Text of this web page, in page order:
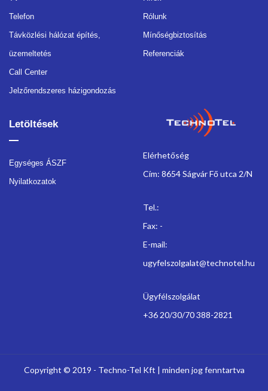
Telefon
Távközlési hálózat építés,
üzemeltetés
Call Center
Jelzőrendszeres házigondozás
Rólunk
Mínőségbiztosítás
Referenciák
Letöltések
Egységes ÁSZF
Nyilatkozatok
Elérhetőség
Cím: 8654 Ságvár Fő utca 2/N
Tel.:
Fax: -
E-mail:
ugyfelszolgalat@technotel.hu
Ügyfélszolgálat
+36 20/30/70 388-2821
Copyright © 2019 - Techno-Tel Kft | minden jog fenntartva